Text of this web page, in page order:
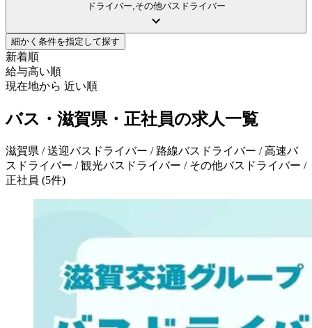
ドライバー,その他バスドライバー
細かく条件を指定して探す
新着順
給与高い順
現在地から 近い順
バス・滋賀県・正社員の求人一覧
滋賀県 / 送迎バスドライバー / 路線バスドライバー / 高速バ
スドライバー / 観光バスドライバー / その他バスドライバー /
正社員 (5件)